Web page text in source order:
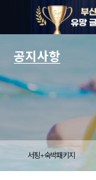
공지사항
서핑+숙박패키지